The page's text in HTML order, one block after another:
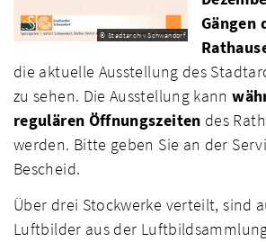
© Stadtarchiv Schwandorf
Gängen
die aktuelle Ausstellung des
zu sehen. Die Ausstellung kann
regulären Öffnungszeiten des
werden. Bitte geben Sie an der
Bescheid.
Über drei Stockwerke verteilt, sind
Luftbilder aus der